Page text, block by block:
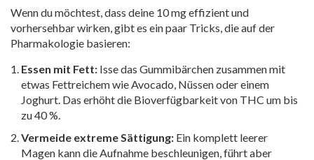
Wenn du möchtest, dass deine 10 mg effizient und
vorhersehbar wirken, gibt es ein paar Tricks, die auf der
Pharmakologie basieren:
Essen mit Fett: Isse das Gummibärchen zusammen mit
etwas Fettreichem wie Avocado, Nüssen oder einem
Joghurt. Das erhöht die Bioverfügbarkeit von THC um bis
zu 40 %.
Vermeide extreme Sättigung: Ein komplett leerer
Magen kann die Aufnahme beschleunigen, führt aber